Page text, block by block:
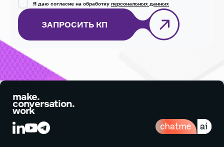
Я даю согласие на обработку персональных данных
ЗАПРОСИТЬ КП
make.
conversation.
work